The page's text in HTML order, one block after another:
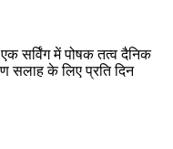
सर्विंग में पोषक तत्व दैनिक
सलाह के लिए प्रति दिन